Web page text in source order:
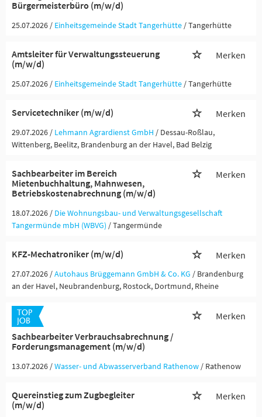
Bürgermeisterbüro (m/w/d)
25.07.2026 / Einheitsgemeinde Stadt Tangerhütte / Tangerhütte
Amtsleiter für Verwaltungssteuerung
(m/w/d)
Merken
25.07.2026 / Einheitsgemeinde Stadt Tangerhütte / Tangerhütte
Servicetechniker (m/w/d) Merken
29.07.2026 / Lehmann Agrardienst GmbH / Dessau-Roßlau,
Wittenberg, Beelitz, Brandenburg an der Havel, Bad Belzig
Sachbearbeiter im Bereich
Mietenbuchhaltung, Mahnwesen,
Betriebskostenabrechnung (m/w/d)
Merken
18.07.2026 / Die Wohnungsbau- und Verwaltungsgesellschaft
Tangermünde mbH (WBVG) / Tangermünde
KFZ-Mechatroniker (m/w/d) Merken
27.07.2026 /Autohaus Brüggemann GmbH & Co. KG / Brandenburg
an der Havel, Neubrandenburg, Rostock, Dortmund, Rheine
Sachbearbeiter Verbrauchsabrechnung /
Forderungsmanagement (m/w/d)
Merken
13.07.2026 /Wasser- und Abwasserverband Rathenow / Rathenow
Quereinstieg zum Zugbegleiter
(m/w/d)
Merken